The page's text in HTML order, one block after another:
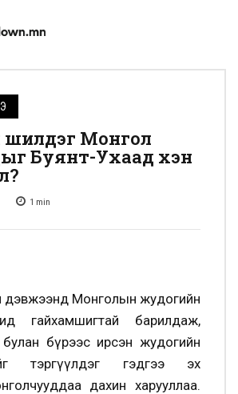
Монгол
Буянт-Ухаад хэн
1 min
дэвжээнд Монголын жудогийн
гайхамшигтай барилдаж,
булан бүрээс ирсэн жудогийн
тэргүүлдэг гэдгээ эх
дахин харууллаа.